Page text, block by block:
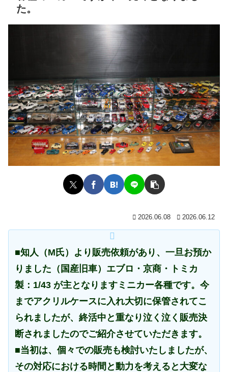
た。
2026.06.08 2026.06.12
■知人（M氏）より販売依頼があり、一旦お預か
りました（国産旧車）エブロ・京商・トミカ
製：1/43 が主となりますミニカー各種です。今
までアクリルケースに入れ大切に保管されてこ
られましたが、終活中と重なり泣く泣く販売決
断されましたのでご紹介させていただきます。
■当初は、個々での販売も検討いたしましたが、
その対応における時間と動力を考えると大変な